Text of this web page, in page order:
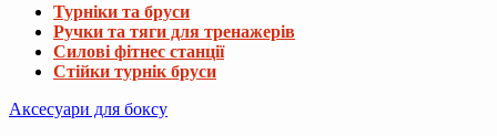
Турніки та бруси
Ручки та тяги для тренажерів
Силові фітнес станції
Стійки турнік бруси
Аксесуари для боксу